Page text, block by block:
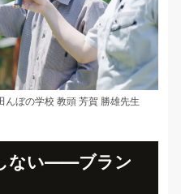
んぼの学校 教頭 芳賀 勝雄先生
ない——ブラン